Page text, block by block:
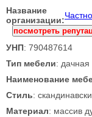
Название
организации:
посмотреть
УНП: 790487614
Тип мебели: дачная
Наименование
Стиль:
Материал: массив